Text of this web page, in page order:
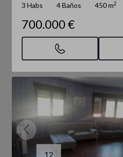
3 Habs 4 Baños 450 m2
700.000 €
12